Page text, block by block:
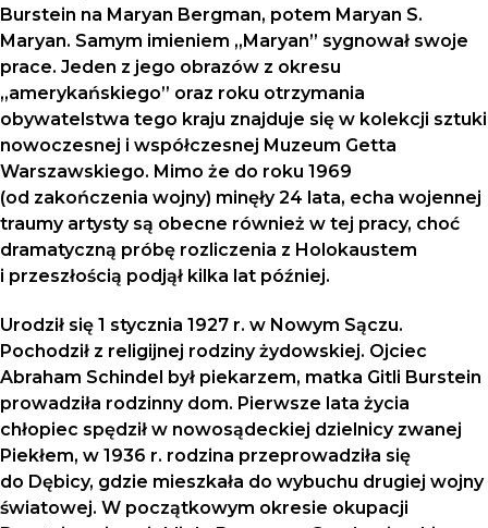
Burstein na Maryan Bergman, potem Maryan S.
Maryan. Samym imieniem „Maryan” sygnował swoje
prace. Jeden z jego obrazów z okresu
„amerykańskiego” oraz roku otrzymania
obywatelstwa tego kraju znajduje się w kolekcji sztuki
nowoczesnej i współczesnej Muzeum Getta
Warszawskiego. Mimo że do roku 1969
(od zakończenia wojny) minęły 24 lata, echa wojennej
traumy artysty są obecne również w tej pracy, choć
dramatyczną próbę rozliczenia z Holokaustem
i przeszłością podjął kilka lat później.
Urodził się 1 stycznia 1927 r. w Nowym Sączu.
Pochodził z religijnej rodziny żydowskiej. Ojciec
Abraham Schindel był piekarzem, matka Gitli Burstein
prowadziła rodzinny dom. Pierwsze lata życia
chłopiec spędził w nowosądeckiej dzielnicy zwanej
Piekłem, w 1936 r. rodzina przeprowadziła się
do Dębicy, gdzie mieszkała do wybuchu drugiej wojny
światowej. W początkowym okresie okupacji